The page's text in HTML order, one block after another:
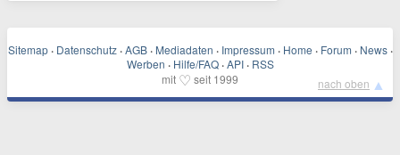
Sitemap · Datenschutz · AGB · Mediadaten · Impressum · Home · Forum · News ·
Werben · Hilfe/FAQ · API · RSS
mit ♡ seit 1999 nach oben ▲